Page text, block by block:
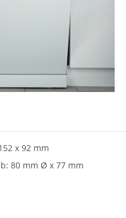
x 92 mm
80 mm Ø x 77 mm